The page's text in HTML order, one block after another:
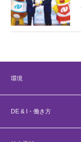
環境
DE & I・働き方